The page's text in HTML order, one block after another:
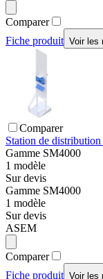
Comparer
Fiche produit Voir les
Comparer
Station de
Gamme SM4000
1 modèle
Sur devis
Gamme SM4000
1 modèle
Sur devis
ASEM
Comparer
Fiche produit Voir les